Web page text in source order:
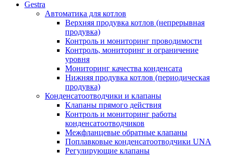
Gestra
Автоматика для котлов
Верхняя продувка котлов (непрерывная
продувка)
Контроль и мониторинг проводимости
Контроль, мониторинг и ограничение
уровня
Мониторинг качества конденсата
Нижняя продувка котлов (периодическая
продувка)
Конденсатоотводчики и клапаны
Клапаны прямого действия
Контроль и мониторинг работы
конденсатоотводчиков
Межфланцевые обратные клапаны
Поплавковые конденсатоотводчики UNA
Регулирующие клапаны